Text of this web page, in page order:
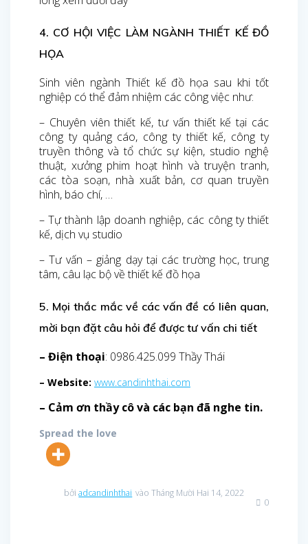
4. CƠ HỘI VIỆC LÀM NGÀNH THIẾT KẾ ĐỒ
HỌA
Sinh viên ngành Thiết kế đồ họa sau khi tốt
nghiệp có thể đảm nhiệm các công việc như:
– Chuyên viên thiết kế, tư vấn thiết kế tại các
công ty quảng cáo, công ty thiết kế, công ty
truyền thông và tổ chức sự kiện, studio nghệ
thuật, xưởng phim hoạt hình và truyện tranh,
các tòa soạn, nhà xuất bản, cơ quan truyền
hình, báo chí, …
– Tự thành lập doanh nghiệp, các công ty thiết
kế, dịch vụ studio
– Tư vấn – giảng dạy tại các trường học, trung
tâm, câu lạc bộ về thiết kế đồ họa
5. Mọi thắc mắc về các vấn đề có liên quan,
mời bạn đặt câu hỏi để được tư vấn chi tiết
– Điện thoại: 0986.425.099 Thầy Thái
– Website: www.candinhthai.com
– Cảm ơn thầy cô và các bạn đã nghe tin.
Spread the love
bởiadcandinhthai vào Tháng Mười Hai 14, 2022
0